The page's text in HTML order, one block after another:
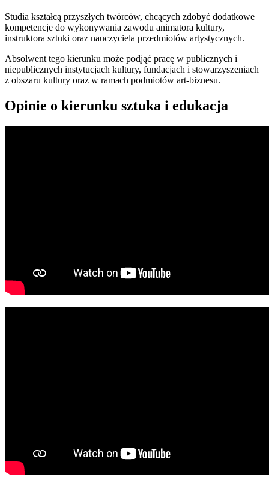
Studia kształcą przyszłych twórców, chcących zdobyć dodatkowe
kompetencje do wykonywania zawodu animatora kultury,
instruktora sztuki oraz nauczyciela przedmiotów artystycznych.
Absolwent tego kierunku może podjąć pracę w publicznych i
niepublicznych instytucjach kultury, fundacjach i stowarzyszeniach
z obszaru kultury oraz w ramach podmiotów art-biznesu.
Opinie o kierunku sztuka i edukacja